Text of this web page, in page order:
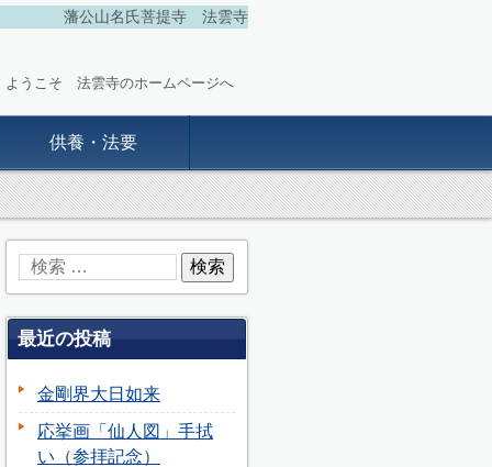
藩公山名氏菩提寺 法雲寺
ようこそ 法雲寺のホームページへ
供養・法要
最近の投稿
金剛界大日如来
応挙画「仙人図」手拭
い（参拝記念）